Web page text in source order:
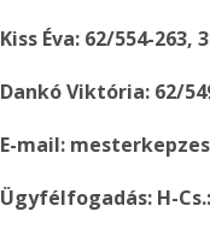
Kiss Éva: 62/554-263,
Dankó Viktória: 62/
E-mail:
Ügyfélfogadás: H-